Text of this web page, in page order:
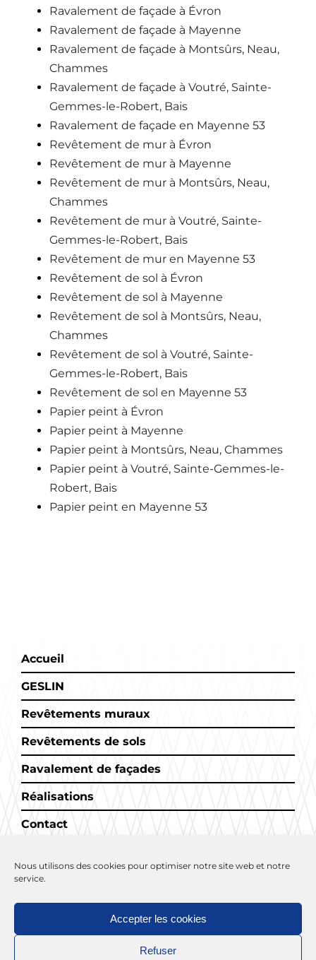
Nous utilisons des cookies pour optimiser notre site web et notre
service.
Accepter les cookies
Refuser
Ravalement de façade à Évron
Ravalement de façade à Mayenne
Ravalement de façade à Montsûrs, Neau,
Chammes
Ravalement de façade à Voutré, Sainte-
Gemmes-le-Robert, Bais
Ravalement de façade en Mayenne 53
Revêtement de mur à Évron
Revêtement de mur à Mayenne
Revêtement de mur à Montsûrs, Neau,
Chammes
Revêtement de mur à Voutré, Sainte-
Gemmes-le-Robert, Bais
Revêtement de mur en Mayenne 53
Revêtement de sol à Évron
Revêtement de sol à Mayenne
Revêtement de sol à Montsûrs, Neau,
Chammes
Revêtement de sol à Voutré, Sainte-
Gemmes-le-Robert, Bais
Revêtement de sol en Mayenne 53
Papier peint à Évron
Papier peint à Mayenne
Papier peint à Montsûrs, Neau, Chammes
Papier peint à Voutré, Sainte-Gemmes-le-
Robert, Bais
Papier peint en Mayenne 53
Accueil
GESLIN
Revêtements muraux
Revêtements de sols
Ravalement de façades
Réalisations
Contact